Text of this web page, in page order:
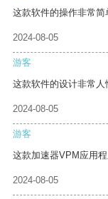
这款软件的操作非常简
2024-08-05
游客
这款软件的设计非常人
2024-08-05
游客
这款加速器VPM应用
2024-08-05